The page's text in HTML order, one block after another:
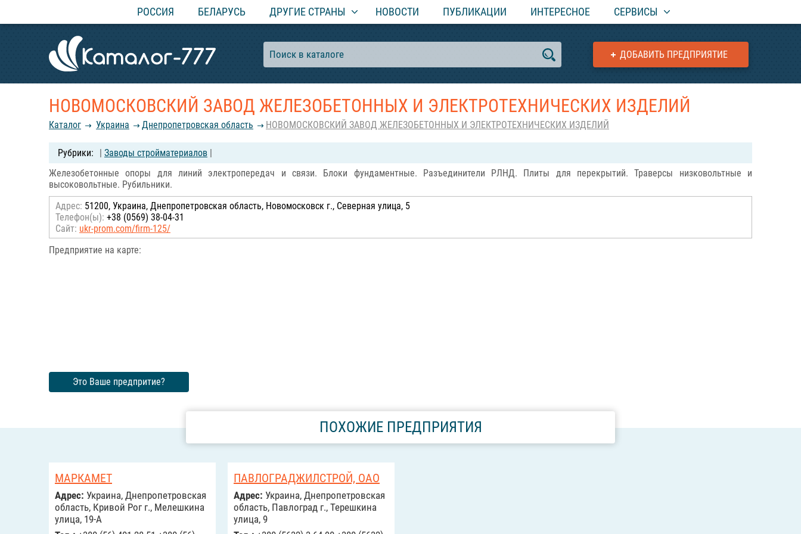
РОССИЯ БЕЛАРУСЬ ДРУГИЕ СТРАНЫ НОВОСТИ ПУБЛИКАЦИИ ИНТЕРЕСНОЕ СЕРВИСЫ
ДОБАВИТЬ ПРЕДПРИЯТИЕ
НОВОМОСКОВСКИЙ ЗАВОД ЖЕЛЕЗОБЕТОННЫХ И ЭЛЕКТРОТЕХНИЧЕСКИХ ИЗДЕЛИЙ
Каталог Украина Днепропетровская область НОВОМОСКОВСКИЙ ЗАВОД ЖЕЛЕЗОБЕТОННЫХ И ЭЛЕКТРОТЕХНИЧЕСКИХ ИЗДЕЛИЙ
| Заводы стройматериалов |
Железобетонные опоры для линий электропередач и связи. Блоки фундаментные. Разъединители РЛНД. Плиты для перекрытий. Траверсы низковольтные и
высоковольтные. Рубильники.
Адрес: 51200, Украина, Днепропетровская область, Новомосковск г., Северная улица, 5
Телефон(ы): +38 (0569) 38-04-31
Сайт: ukr-prom.com/firm-125/
Предприятие на карте:
Это Ваше предпритие?
ПОХОЖИЕ ПРЕДПРИЯТИЯ
МАРКАМЕТ
Адрес: Украина, Днепропетровская
область, Кривой Рог г., Мелешкина
улица, 19-А
ПАВЛОГРАДЖИЛСТРОЙ, ОАО
Адрес: Украина, Днепропетровская
область, Павлоград г., Терешкина
улица, 9